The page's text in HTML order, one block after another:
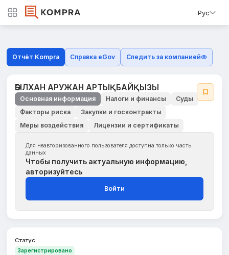
Рус
Отчёт Kompra Справка eGov Следить за компанией
ӘБІЛХАН АРУЖАН АРТЫҚБАЙҚЫЗЫ
Основная информация Налоги и финансы
Суды
Факторы риска
Закупки и госконтракты
Меры воздействия
Лицензии и сертификаты
Для неавторизованного пользователя доступна только часть
данных
Чтобы получить актуальную информацию,
авторизуйтесь
Войти
Статус
Зарегистрировано